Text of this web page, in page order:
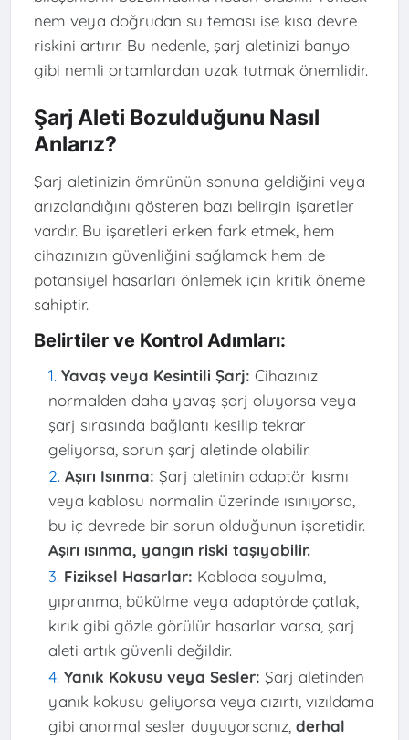
nem veya doğrudan su teması ise kısa devre
riskini artırır. Bu nedenle, şarj aletinizi banyo
gibi nemli ortamlardan uzak tutmak önemlidir.
Şarj Aleti Bozulduğunu Nasıl
Anlarız?
Şarj aletinizin ömrünün sonuna geldiğini veya
arızalandığını gösteren bazı belirgin işaretler
vardır. Bu işaretleri erken fark etmek, hem
cihazınızın güvenliğini sağlamak hem de
potansiyel hasarları önlemek için kritik öneme
sahiptir.
Belirtiler ve Kontrol Adımları:
Yavaş veya Kesintili Şarj: Cihazınız
normalden daha yavaş şarj oluyorsa veya
şarj sırasında bağlantı kesilip tekrar
geliyorsa, sorun şarj aletinde olabilir.
Aşırı Isınma: Şarj aletinin adaptör kısmı
veya kablosu normalin üzerinde ısınıyorsa,
bu iç devrede bir sorun olduğunun işaretidir.
Aşırı ısınma, yangın riski taşıyabilir.
Fiziksel Hasarlar: Kabloda soyulma,
yıpranma, bükülme veya adaptörde çatlak,
kırık gibi gözle görülür hasarlar varsa, şarj
aleti artık güvenli değildir.
Yanık Kokusu veya Sesler: Şarj aletinden
yanık kokusu geliyorsa veya cızırtı, vızıldama
gibi anormal sesler duyuyorsanız, derhal